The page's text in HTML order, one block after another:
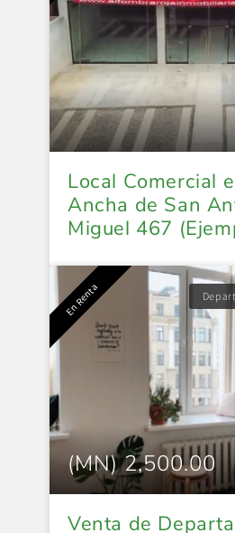
Local Comercial
Ancha de San
Miguel 467
En Renta
(MN) 2,500.00
Venta de